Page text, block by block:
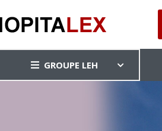
GROUPE LEH